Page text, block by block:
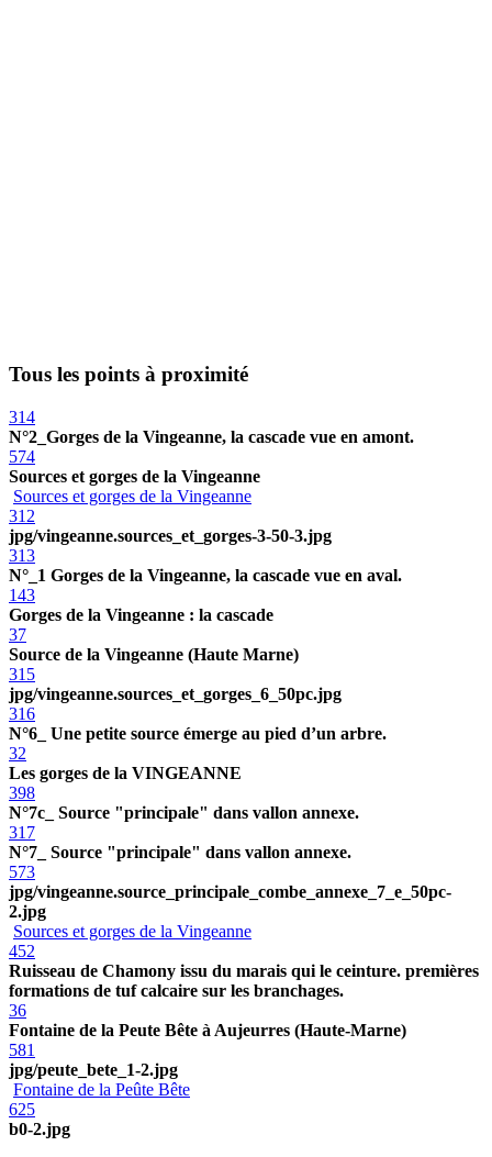
Tous les points à proximité
314
N°2_Gorges de la Vingeanne, la cascade vue en amont.
574
Sources et gorges de la Vingeanne
Sources et gorges de la Vingeanne
312
jpg/vingeanne.sources_et_gorges-3-50-3.jpg
313
N°_1 Gorges de la Vingeanne, la cascade vue en aval.
143
Gorges de la Vingeanne : la cascade
37
Source de la Vingeanne (Haute Marne)
315
jpg/vingeanne.sources_et_gorges_6_50pc.jpg
316
N°6_ Une petite source émerge au pied d’un arbre.
32
Les gorges de la VINGEANNE
398
N°7c_ Source "principale" dans vallon annexe.
317
N°7_ Source "principale" dans vallon annexe.
573
jpg/vingeanne.source_principale_combe_annexe_7_e_50pc-
2.jpg
Sources et gorges de la Vingeanne
452
Ruisseau de Chamony issu du marais qui le ceinture. premières
formations de tuf calcaire sur les branchages.
36
Fontaine de la Peute Bête à Aujeurres (Haute-Marne)
581
jpg/peute_bete_1-2.jpg
Fontaine de la Peûte Bête
625
b0-2.jpg